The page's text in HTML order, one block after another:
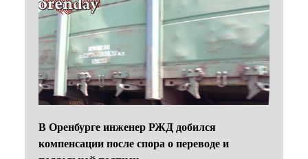
В Оренбурге инженер РЖД добился
компенсации после спора о переводе и